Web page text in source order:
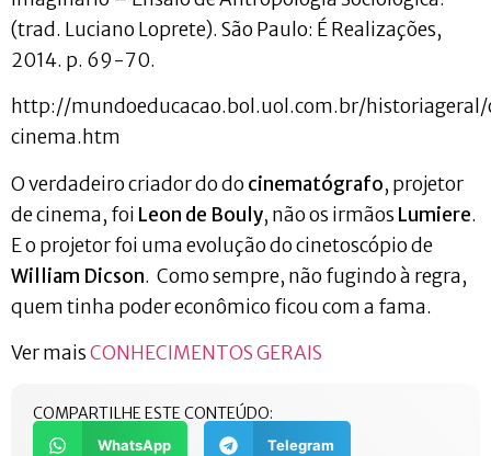
(trad. Luciano Loprete). São Paulo: É Realizações,
2014. p. 69-70.
http://mundoeducacao.bol.uol.com.br/
cinema.htm
O verdadeiro criador do do cinematógrafo, projetor
de cinema, foi Leon de Bouly, não os irmãos Lumiere.
E o projetor foi uma evolução do cinetoscópio de
William Dicson. Como sempre, não fugindo à regra,
quem tinha poder econômico ficou com a fama.
Ver maisCONHECIMENTOS GERAIS
COMPARTILHE ESTE CONTEÚDO:
WhatsApp Telegram